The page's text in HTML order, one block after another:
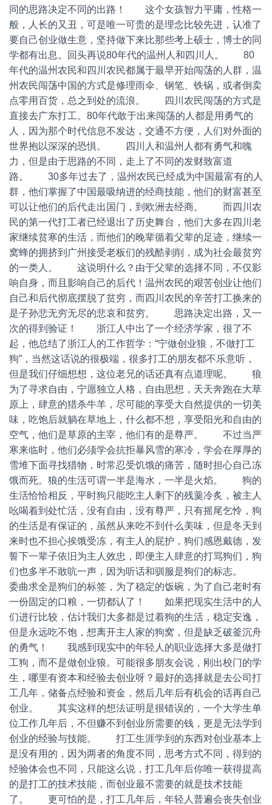
同的思路决定不同的出路！ 这个女孩智力平庸，性格一
般，人长的又丑，可是唯一可贵的是理念比较先进，认准了
要自己创业做生意，坚持做下来比那些考上硕士，博士的同
学都有出息。回头再说80年代的温州人和四川人。 80
年代的温州农民和四川农民都属于最早开始闯荡的人群，温
州农民闯荡中国的方式是修理雨伞、钢笔、铁锅，或者倒卖
点零用百货，总之到处的流浪。 四川农民闯荡的方式是
直接去广东打工。80年代敢于出来闯荡的人都是用勇气的
人，因为那个时代信息不发达，交通不方便，人们对外面的
世界抱以深深的恐惧。 四川人和温州人都有勇气和魄
力，但是由于思路的不同，走上了不同的发财致富道
路。 30多年过去了，温州农民已经成为中国最富有的人
群，他们掌握了中国最吸纳进的经商技能，他们的财富甚至
可以让他们的后代走出国门，到欧洲去经商。 而四川农
民的第一代打工者已经退出了历史舞台，他们大多在四川老
家继续贫寒的生活，而他们的晚辈循着父辈的足迹，继续一
窝蜂的拥挤到广州接受老板们的残酷剥削，成为社会最贫穷
的一类人。 这说明什么？由于父辈的选择不同，不仅影
响自身，而且影响自己的后代！温州农民的艰苦创业让他们
自己和后代彻底摆脱了贫穷，而四川农民的辛苦打工换来的
是子孙悲无穷无尽的悲哀和贫穷。 思路决定出路，又一
次的得到验证！ 浙江人中出了一个经济学家，很了不
起，他总结了浙江人的工作哲学：“宁做创业狼，不做打工
狗”，当然这话说的很极端，很多打工的朋友都不乐意听，
但是我们仔细想想，这位老兄的话还真有点道理呢。 狼
为了寻求自由，宁愿独立人格，自由思想，天天奔跑在大草
原上，肆意的猎杀牛羊，尽可能的享受大自然提供的一切美
味，吃饱后就躺在草地上，什么都不想，享受阳光和自由的
空气，他们是草原的主宰，他们有的是尊严。 不过当严
寒来临时，他们必须学会抗拒暴风雪的寒冷，学会在厚厚的
雪堆下面寻找猎物，时常忍受饥饿的痛苦，随时担心自己冻
饿而死。狼的生活可谓一半是海水，一半是火焰。 狗的
生活恰恰相反，平时狗只能吃主人剩下的残羹冷炙，被主人
吆喝着到处忙活，没有自由，没有尊严，只有摇尾乞怜，狗
的生活是有保证的，虽然从来吃不到什么美味，但是冬天到
来时也不担心挨饿受冻，有主人的屁护，狗们感恩戴德，发
誓下一辈子依旧为主人效忠，即便主人肆意的打骂狗们，狗
们也多半不敢吭一声，因为听话和驯服是狗们的标志。
委曲求全是狗们的标签，为了稳定的饭碗，为了自己老时有
一份固定的口粮，一切都认了！ 如果把现实生活中的人
们进行比较，估计我们大多都是过着狗的生活，稳定安逸，
但是永远吃不饱，想离开主人家的狗窝，但是缺乏破釜沉舟
的勇气！ 我感到现实中的年轻人的职业选择大多是做打
工狗，而不是做创业狼。可能很多朋友会说，刚出校门的学
生，哪里有资本和经验去创业呀？最好的选择就是去公司打
工几年，储备点经验和资金，然后几年后有机会的话再自己
创业。 其实这样的想法证明是很错误的，一个大学生单
位工作几年后，不但赚不到创业所需要的钱，更是无法学到
创业的经验与技能。 打工生涯学到的东西对创业基本上
是没有用的，因为两者的角度不同，思考方式不同，得到的
经验体会也不同，只能这么说，打工几年后你唯一获得提高
的是打工的技术技能，而创业最不需要的就是技术技能
了。 更可怕的是，打工几年后，年轻人普遍会丧失创业